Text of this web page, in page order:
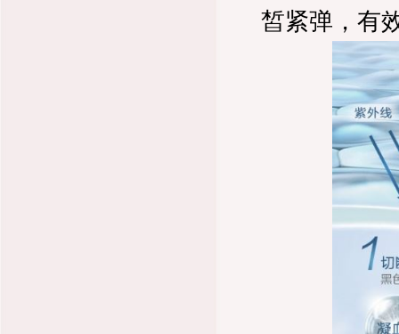
皙紧弹，有